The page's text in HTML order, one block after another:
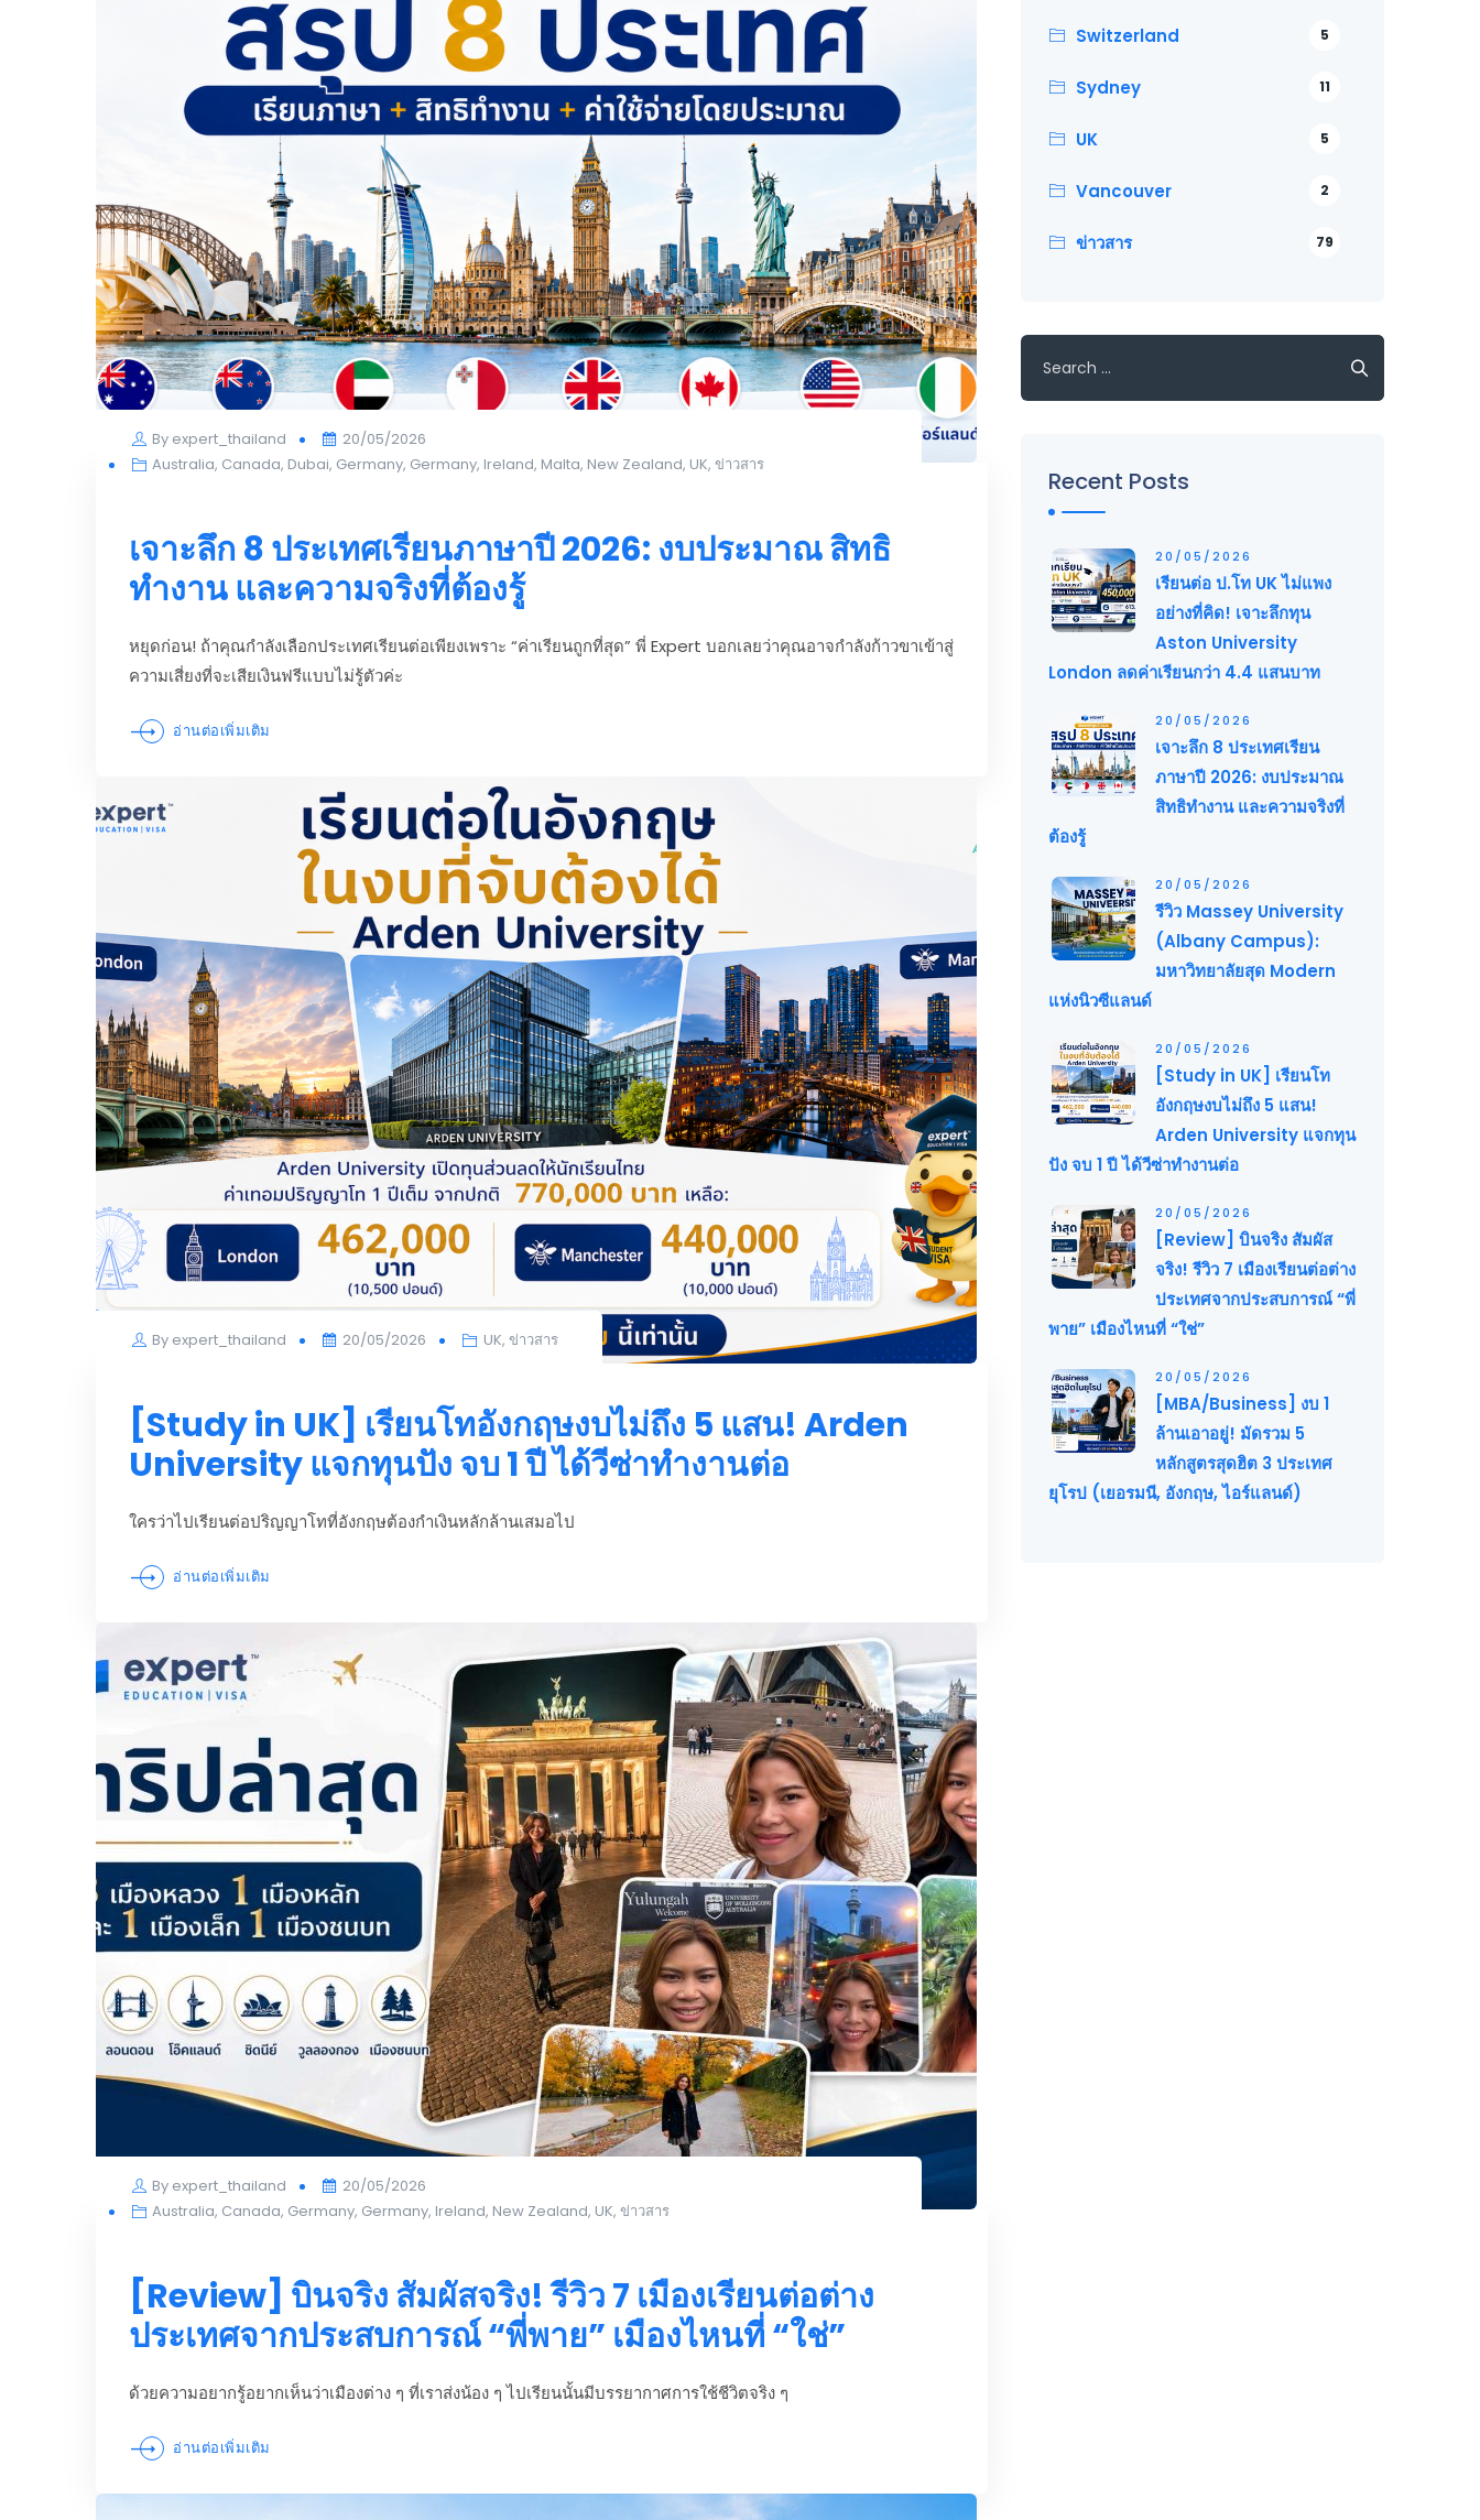
By expert_thailand
Posted
on
20/05/2026
Australia, Canada, Dubai, Germany, Germany, Ireland, Malta, New Zealand, UK,ข่าวสาร
เจาะลึก 8 ประเทศเรียนภาษาปี 2026: งบประมาณ สิทธิ
ทำงาน และความจริงที่ต้องรู้
หยุดก่อน! ถ้าคุณกำลังเลือกประเทศเรียนต่อเพียงเพราะ “ค่าเรียนถูกที่สุด” พี่ Expert บอกเลยว่าคุณอาจกำลังก้าวขาเข้าสู่
ความเสี่ยงที่จะเสียเงินฟรีแบบไม่รู้ตัวค่ะ
อ่านต่อเพิ่มเติม
By expert_thailand
Posted
20/05/2026 UK, ข่าวสาร
[Study in UK] เรียนโทอังกฤษงบไม่ถึง 5 แสน! Arden
University แจกทุนปัง จบ 1 ปี ได้วีซ่าทำงานต่อ
ใครว่าไปเรียนต่อปริญญาโทที่อังกฤษต้องกำเงินหลักล้านเสมอไป
อ่านต่อเพิ่มเติม
By expert_thailand
Posted
on
20/05/2026
Australia, Canada, Germany, Germany, Ireland, New Zealand, UK,ข่าวสาร
[Review] บินจริง สัมผัสจริง! รีวิว 7 เมืองเรียนต่อต่าง
ประเทศจากประสบการณ์ “พี่พาย” เมืองไหนที่ “ใช่”
ด้วยความอยากรู้อยากเห็นว่าเมืองต่าง ๆ ที่เราส่งน้อง ๆ ไปเรียนนั้นมีบรรยากาศการใช้ชีวิตจริง ๆ
อ่านต่อเพิ่มเติม
Switzerland 5
Sydney 11
UK 5
Vancouver 2
ข่าวสาร 79
for:
Recent Posts
20/05/2026
เรียนต่อ ป.โท UK ไม่แพง
อย่างที่คิด! เจาะลึกทุน
Aston University
London ลดค่าเรียนกว่า 4.4 แสนบาท
20/05/2026
เจาะลึก 8 ประเทศเรียน
ภาษาปี 2026: งบประมาณ
สิทธิทำงาน และความจริงที่
ต้องรู้
20/05/2026
รีวิว Massey University
(Albany Campus):
มหาวิทยาลัยสุด Modern
แห่งนิวซีแลนด์
20/05/2026
[Study in UK] เรียนโท
อังกฤษงบไม่ถึง 5 แสน!
Arden University แจกทุน
ปัง จบ 1 ปี ได้วีซ่าทำงานต่อ
20/05/2026
[Review] บินจริง สัมผัส
จริง! รีวิว 7 เมืองเรียนต่อต่าง
ประเทศจากประสบการณ์ “พี่
พาย” เมืองไหนที่ “ใช่”
20/05/2026
[MBA/Business] งบ 1
ล้านเอาอยู่! มัดรวม 5
หลักสูตรสุดฮิต 3 ประเทศ
ยุโรป (เยอรมนี, อังกฤษ, ไอร์แลนด์)